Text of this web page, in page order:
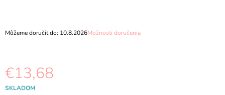
Môžeme doručiť do: 10.8.2026Možnosti doručenia
€13,68
Jednotková
SKLADOM